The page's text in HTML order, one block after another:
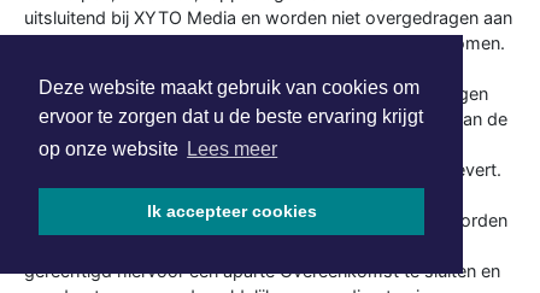
Deze website maakt gebruik van cookies om
ervoor te zorgen dat u de beste ervaring krijgt
op onze website Lees meer
Ik accepteer cookies
uitsluitend bij XYTO Media en worden niet overgedragen aan
Opdrachtgever tenzij uitdrukkelijk anders overeengekomen.
berusten bij Opdrachtgever en worden niet overgedragen
aan XYTO Media. XYTO Media verkrijgt ten behoeve van de
uitvoering van de Overeenkomst een onherroepelijk
gebruiksrecht van al hetgeen dat Opdrachtgever aanlevert.
2. Indien overeengekomen is dat één of meerdere van
voorgenoemde zaken c.q. werken van XYTO Media worden
gerechtigd hiervoor een aparte Overeenkomst te sluiten en